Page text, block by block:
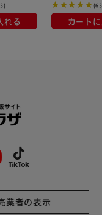
れる カート
業者の表示